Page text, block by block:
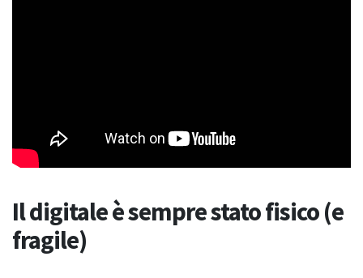
Il digitale è sempre stato fisico (e
fragile)